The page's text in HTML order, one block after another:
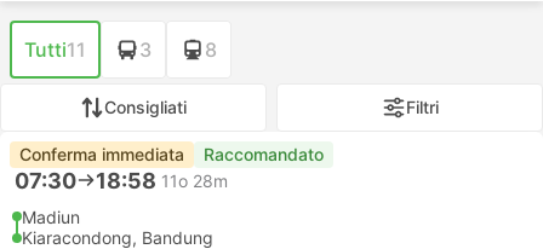
Tutti11 3 8
Consigliati Filtri
Conferma immediata Raccomandato
07:30 18:58 11o 28m
Madiun
Kiaracondong, Bandung